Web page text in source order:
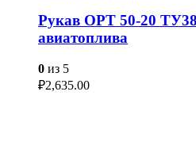
Рукав ОРТ 50-20
авиатоплива
0 из 5
₽2,635.00